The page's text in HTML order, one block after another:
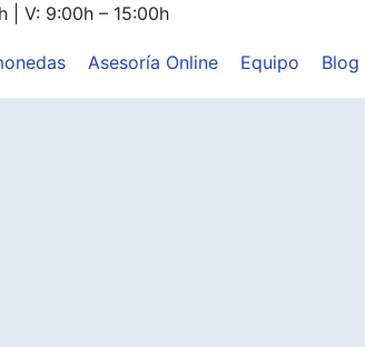
| V: 9:00h – 15:00h
Asesoría Online Equipo Blog